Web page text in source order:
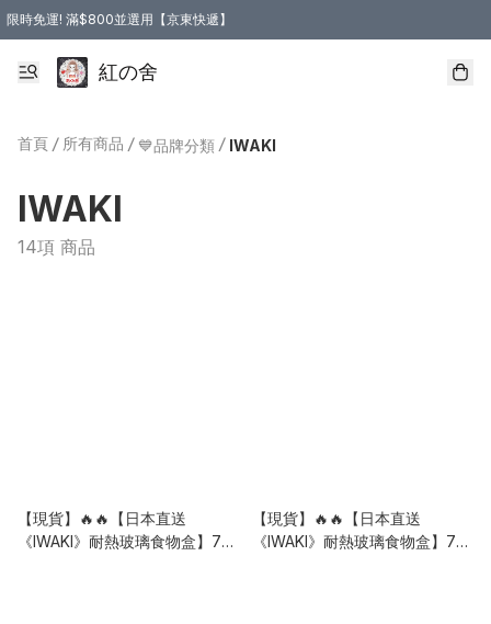
限時免運! 滿$800並選用【京東快遞】
紅の舍
首頁 / 所有商品 / 💙品牌分類 / IWAKI
IWAKI
14項 商品
【現貨】🔥🔥【日本直送
《IWAKI》耐熱玻璃食物盒】7件
【現貨】🔥🔥【日本直送
《IWAKI》耐熱玻璃食物盒】7件